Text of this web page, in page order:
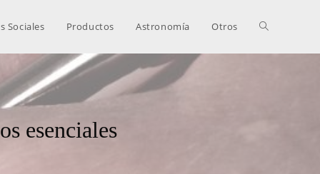
Sociales Productos Astronomía Otros
esenciales